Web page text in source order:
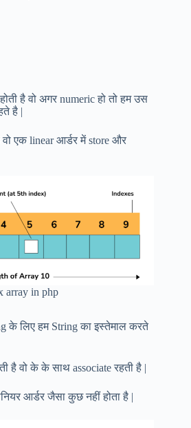
है वो अगर numeric हो तो हम उस
है |
एक linear आर्डर में store और
array in php
के लिए हम String का इस्तेमाल करते
है वो के के साथ associate रहती है |
आर्डर जैसा कुछ नहीं होता है |